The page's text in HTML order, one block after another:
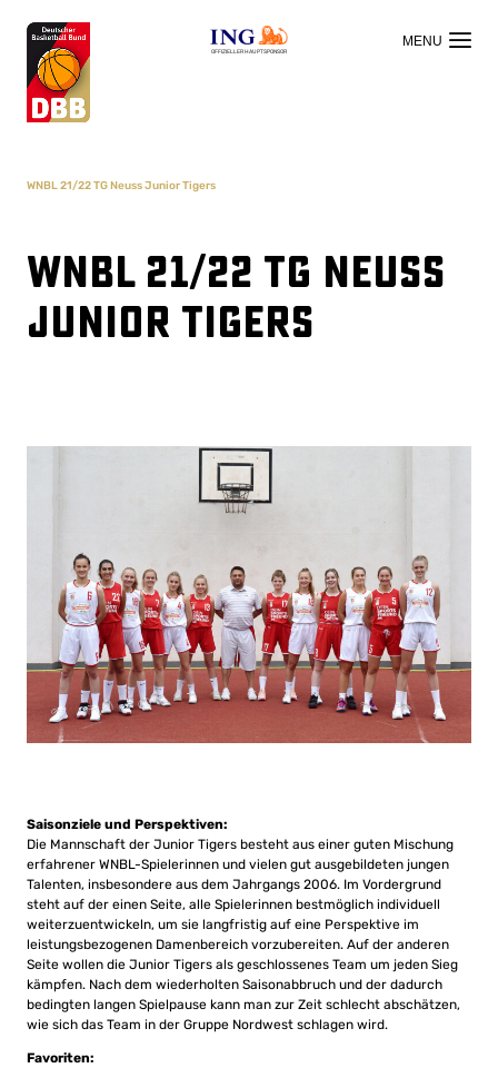
OFFIZIELLER HAUPTSPONSOR
WNBL 21/22 TG Neuss Junior Tigers
WNBL 21/22 TG Neuss
Junior Tigers
Saisonziele und Perspektiven:
Die Mannschaft der Junior Tigers besteht aus einer guten Mischung
erfahrener WNBL-Spielerinnen und vielen gut ausgebildeten jungen
Talenten, insbesondere aus dem Jahrgangs 2006. Im Vordergrund
steht auf der einen Seite, alle Spielerinnen bestmöglich individuell
weiterzuentwickeln, um sie langfristig auf eine Perspektive im
leistungsbezogenen Damenbereich vorzubereiten. Auf der anderen
Seite wollen die Junior Tigers als geschlossenes Team um jeden Sieg
kämpfen. Nach dem wiederholten Saisonabbruch und der dadurch
bedingten langen Spielpause kann man zur Zeit schlecht abschätzen,
wie sich das Team in der Gruppe Nordwest schlagen wird.
Favoriten: